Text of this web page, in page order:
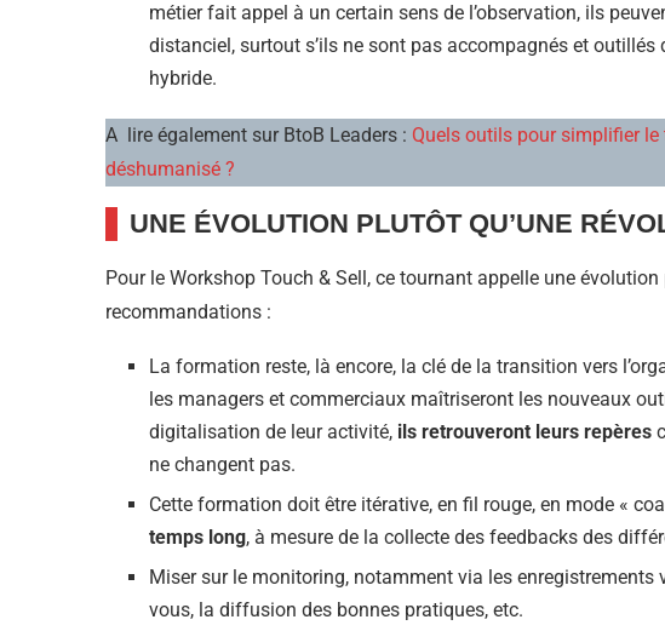
métier fait appel à un certain sens de l’observation, ils
distanciel, surtout s’ils ne sont pas accompagnés et
hybride.
A lire également sur BtoB Leaders : Quels outils pour simplifier
déshumanisé ?
UNE ÉVOLUTION PLUTÔT QU’UNE
Pour le Workshop Touch & Sell, ce tournant appelle une
recommandations :
La formation reste, là encore, la clé de la transition vers
les managers et commerciaux maîtriseront les nouveaux
digitalisation de leur activité, ils retrouveront leurs repères
ne changent pas.
Cette formation doit être itérative, en fil rouge, en mode «
temps long, à mesure de la collecte des feedbacks des
Miser sur le monitoring, notamment via les enregistrements
vous, la diffusion des bonnes pratiques, etc.